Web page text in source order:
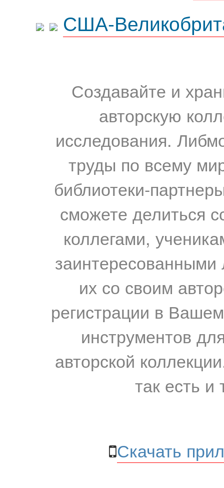
США-
Создавайте и
авторскую
исследования.
труды по всему
библиотеки-
сможете делиться
коллегами,
их со своим
регистрации в
инструментов
авторской
так есть и
Скачать